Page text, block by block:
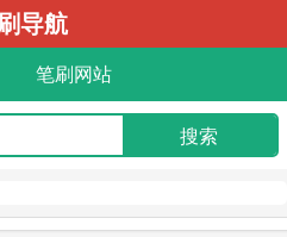
导航
笔刷网站